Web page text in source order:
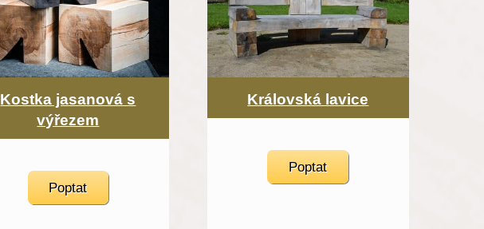
Kostka jasanová s
výřezem
Poptat
Královská lavice
Poptat